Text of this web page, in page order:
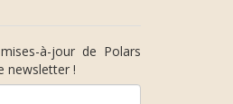
à-jour de Polars
newsletter !